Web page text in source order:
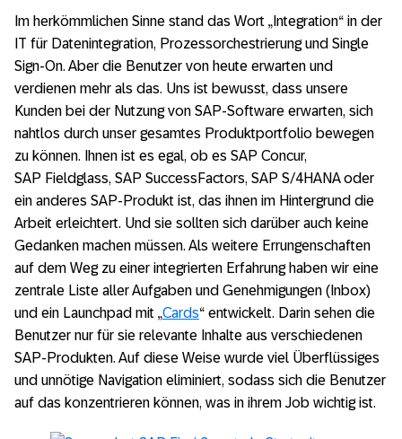
Im herkömmlichen Sinne stand das Wort „Integration“ in der
IT für Datenintegration, Prozessorchestrierung und Single
Sign-On. Aber die Benutzer von heute erwarten und
verdienen mehr als das. Uns ist bewusst, dass unsere
Kunden bei der Nutzung von​ SAP-Software erwarten, sich
nahtlos durch unser gesamtes Produktportfolio bewegen
zu können. Ihnen ist es egal, ob es SAP Concur,
SAP Fieldglass, SAP SuccessFactors, SAP S/4HANA oder
ein anderes SAP-Produkt ist, das ihnen im Hintergrund die
Arbeit erleichtert. Und sie sollten sich darüber auch keine
Gedanken machen müssen. Als weitere Errungenschaften
auf dem Weg zu einer integrierten Erfahrung haben wir eine
zentrale Liste aller Aufgaben und Genehmigungen (Inbox)
und ein Launchpad mit „Cards“ entwickelt. Darin sehen die
Benutzer nur für sie relevante Inhalte aus verschiedenen
SAP-Produkten. Auf diese Weise wurde viel Überflüssiges
und unnötige Navigation eliminiert, sodass sich die Benutzer
auf das konzentrieren können, was in ihrem Job wichtig ist.